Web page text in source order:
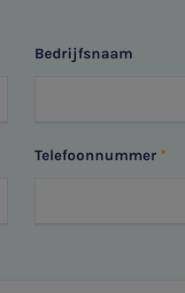
Bedrijfsnaam
Telefoonnummer